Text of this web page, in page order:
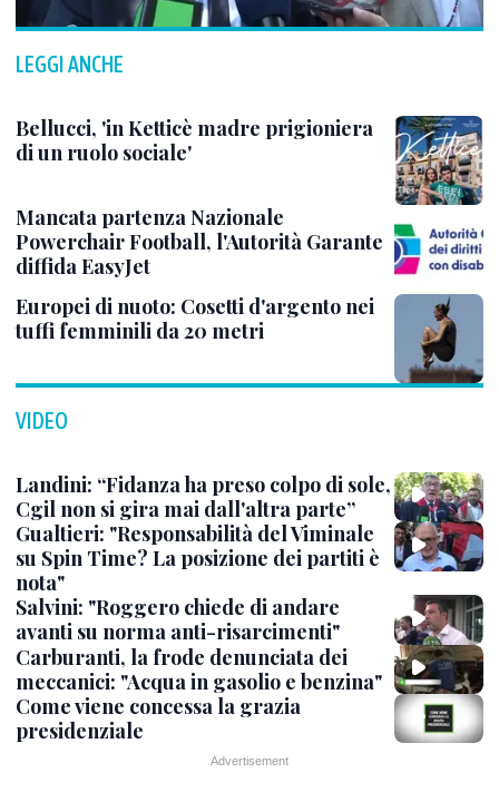
LEGGI ANCHE
Bellucci, 'in Ketticè madre prigioniera
di un ruolo sociale'
Mancata partenza Nazionale
Powerchair Football, l'Autorità Garante
diffida EasyJet
Europei di nuoto: Cosetti d'argento nei
tuffi femminili da 20 metri
VIDEO
Landini: “Fidanza ha preso colpo di sole,
Cgil non si gira mai dall'altra parte”
Gualtieri: "Responsabilità del Viminale
su Spin Time? La posizione dei partiti è
nota"
Salvini: "Roggero chiede di andare
avanti su norma anti-risarcimenti"
Carburanti, la frode denunciata dei
meccanici: "Acqua in gasolio e benzina"
Come viene concessa la grazia
presidenziale